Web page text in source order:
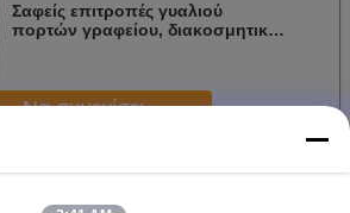
Σαφείς επιτροπές γυαλιού
πορτών γραφείου, διακοσμητικό
Να συνεχίσει
γραφείου κουζινών